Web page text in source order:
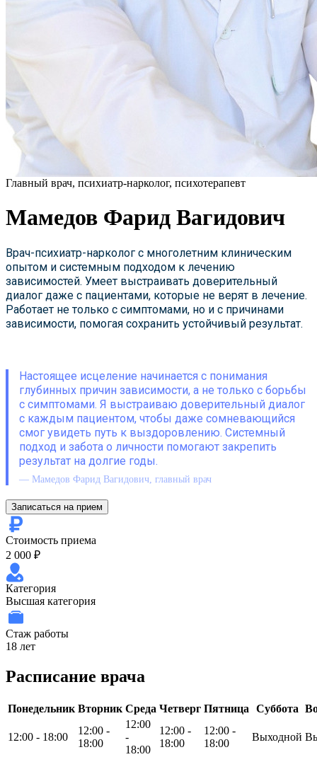
Главный врач, психиатр-нарколог, психотерапевт
Мамедов Фарид Вагидович
Врач-психиатр-нарколог с многолетним клиническим
опытом и системным подходом к лечению
зависимостей. Умеет выстраивать доверительный
диалог даже с пациентами, которые не верят в лечение.
Работает не только с симптомами, но и с причинами
зависимости, помогая сохранить устойчивый результат.
Настоящее исцеление начинается с понимания
глубинных причин зависимости, а не только с борьбы
с симптомами. Я выстраиваю доверительный диалог
с каждым пациентом, чтобы даже сомневающийся
смог увидеть путь к выздоровлению. Системный
подход и забота о личности помогают закрепить
результат на долгие годы.
— Мамедов Фарид Вагидович, главный врач
Записаться на прием
Стоимость приема
2 000 ₽
Категория
Высшая категория
Стаж работы
18 лет
Расписание врача
Понедельник Вторник Среда Четверг Пятница Суббота
12:00 - 18:00
12:00 -
18:00
12:00
-
18:00
12:00 -
18:00
12:00 -
18:00
Выходной